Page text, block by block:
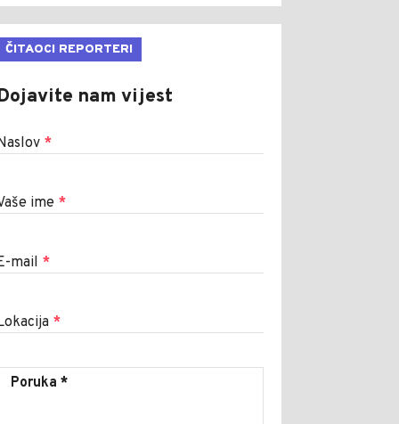
ČITAOCI REPORTERI
nam vijest
*
ime *
mail *
*